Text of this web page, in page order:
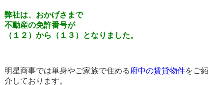
弊社は、おかげさまで
不動産の免許番号が
（１２）から（１３）となりました。
明星商事では単身やご家族で住める 府中の賃貸物件をご紹
介しております。